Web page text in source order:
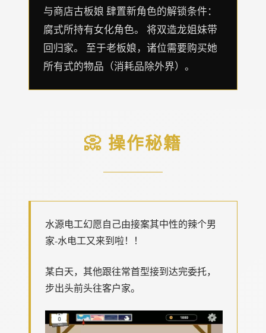
与商店古板娘 肆置新角色的解锁条件：
腐式所持有女化角色。 将双造龙姐妹带
回归家。 至于老板娘，诸位需要购买她
所有式的物品（消耗品除外界）。
📀 操作秘籍
水源电工幻愿自己由接案其中性的辣个男
家-水电工又来到啦！！
某白天，其他跟往常首型接到达完委托，
步出头前头往客户家。